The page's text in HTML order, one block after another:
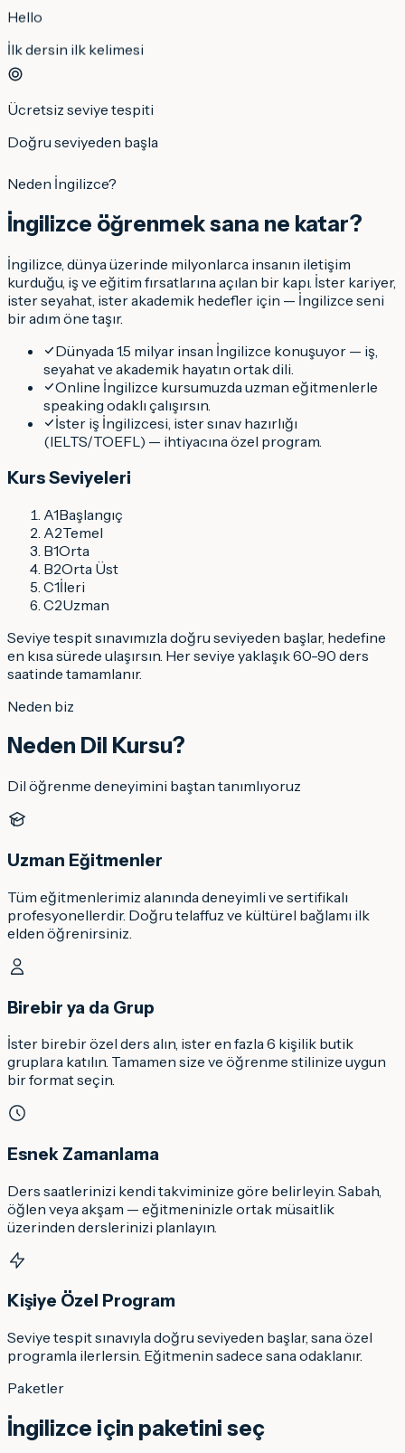
Hello
İlk dersin ilk kelimesi
Ücretsiz seviye tespiti
Doğru seviyeden başla
Neden İngilizce?
İngilizce öğrenmek sana ne katar?
İngilizce, dünya üzerinde milyonlarca insanın iletişim
kurduğu, iş ve eğitim fırsatlarına açılan bir kapı. İster kariyer,
ister seyahat, ister akademik hedefler için — İngilizce seni
bir adım öne taşır.
Dünyada 1.5 milyar insan İngilizce konuşuyor — iş,
seyahat ve akademik hayatın ortak dili.
Online İngilizce kursumuzda uzman eğitmenlerle
speaking odaklı çalışırsın.
İster iş İngilizcesi, ister sınav hazırlığı
(IELTS/TOEFL) — ihtiyacına özel program.
Kurs Seviyeleri
A1Başlangıç
A2Temel
B1Orta
B2Orta Üst
C1İleri
C2Uzman
Seviye tespit sınavımızla doğru seviyeden başlar, hedefine
en kısa sürede ulaşırsın. Her seviye yaklaşık 60-90 ders
saatinde tamamlanır.
Neden biz
Neden Dil Kursu?
Dil öğrenme deneyimini baştan tanımlıyoruz
Uzman Eğitmenler
Tüm eğitmenlerimiz alanında deneyimli ve sertifikalı
profesyonellerdir. Doğru telaffuz ve kültürel bağlamı ilk
elden öğrenirsiniz.
Birebir ya da Grup
İster birebir özel ders alın, ister en fazla 6 kişilik butik
gruplara katılın. Tamamen size ve öğrenme stilinize uygun
bir format seçin.
Esnek Zamanlama
Ders saatlerinizi kendi takviminize göre belirleyin. Sabah,
öğlen veya akşam — eğitmeninizle ortak müsaitlik
üzerinden derslerinizi planlayın.
Kişiye Özel Program
Seviye tespit sınavıyla doğru seviyeden başlar, sana özel
programla ilerlersin. Eğitmenin sadece sana odaklanır.
Paketler
İngilizce için paketini seç